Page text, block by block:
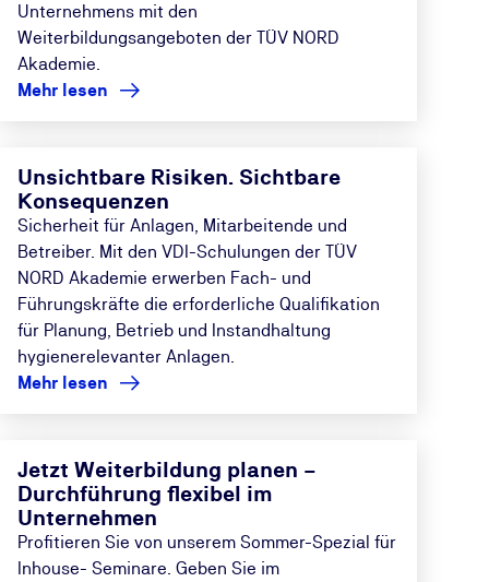
Unternehmens mit den
Weiterbildungsangeboten der TÜV NORD
Akademie.
Mehr lesen
Unsichtbare Risiken. Sichtbare
Konsequenzen
Sicherheit für Anlagen, Mitarbeitende und
Betreiber. Mit den VDI-Schulungen der TÜV
NORD Akademie erwerben Fach- und
Führungskräfte die erforderliche Qualifikation
für Planung, Betrieb und Instandhaltung
hygienerelevanter Anlagen.
Mehr lesen
Jetzt Weiterbildung planen –
Durchführung flexibel im
Unternehmen
Profitieren Sie von unserem Sommer-Spezial für
Inhouse- Seminare. Geben Sie im